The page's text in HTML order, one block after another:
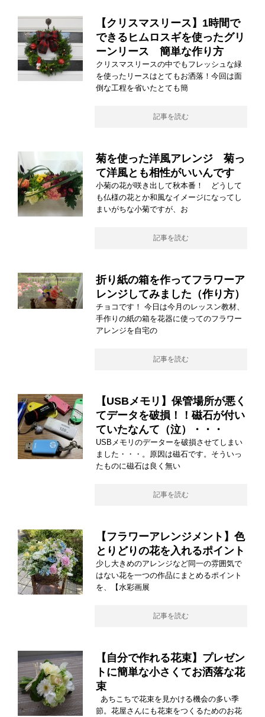
【クリスマスリース】1時間で
できるヒムロスギを使ったグリ
ーンリース 簡単な作り方
クリスマスリースの中でもフレッシュな緑
を使ったリースはとてもお洒落！今回は面
倒な工程を省いたとても簡
記事を読む
菊を使った洋風アレンジ 菊っ
て洋風とも相性がいいんです
小菊の花が咲き出して秋本番！ どうして
も仏様の花とか和風なイメージになってし
まいがちな小菊ですが、お
記事を読む
折り紙の箱を作ってフラワーア
レンジしてみました（作り方）
チョコです！ 今日は今月のレッスン教材、
手作りの紙の箱を花器に使ってのフラワー
アレンジを自宅の
記事を読む
【USBメモリ】保管場所が悪く
てデータを破損！！磁石が付い
ていたなんて（泣）・・・
USBメモリのデーターを破損させてしまい
ました・・・。原因は磁石です。そういっ
たものに磁石は良く無い
記事を読む
【フラワーアレンジメント】色
とりどりの花を入れるポイント
少し大きめのアレンジなど同一の雰囲気で
はない花を一つの作品にまとめるポイント
を、【水彩画展
記事を読む
【自分で作れる花束】プレゼン
トに簡単な小さくてお洒落な花
束
あちこちで花束を見かける機会の多い季
節。花屋さんにも花束をつくるためのお花